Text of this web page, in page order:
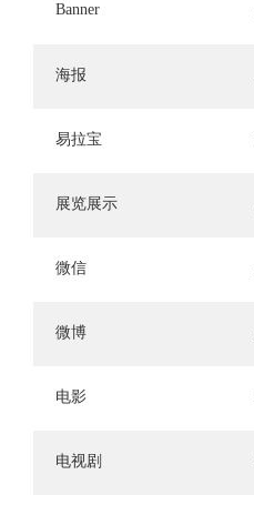
Banner
海报
易拉宝
展览展示
微信
微博
电影
电视剧